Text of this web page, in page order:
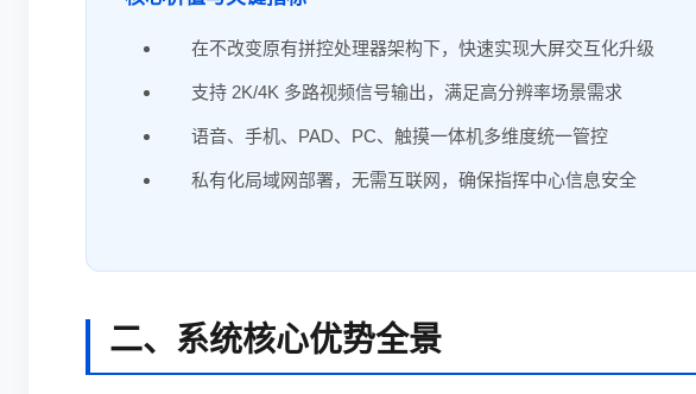
在不改变原有拼控处理器架构下，快速实现大屏交互化升级
支持 2K/4K 多路视频信号输出，满足高分辨率场景需求
语音、手机、PAD、PC、触摸一体机多维度统一管控
私有化局域网部署，无需互联网，确保指挥中心信息安全
二、系统核心优势全景